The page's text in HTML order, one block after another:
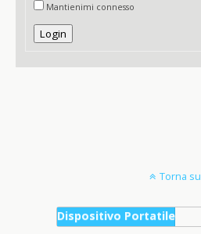
Mantienimi connesso
Login
Torna su
Dispositivo Portatile